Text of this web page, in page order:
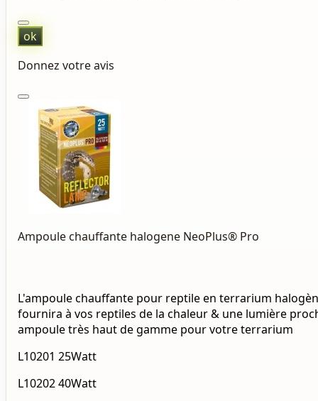
ok
Donnez votre avis
Ampoule chauffante halogene NeoPlus® Pro
L'ampoule chauffante pour reptile en terrarium
fournira à vos reptiles de la chaleur & une lumière
ampoule très haut de gamme pour votre terrarium
L10201 25Watt
L10202 40Watt